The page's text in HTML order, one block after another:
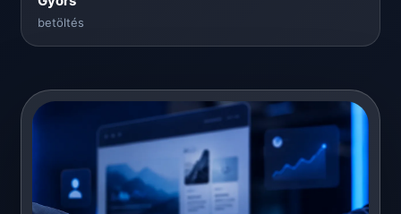
betöltés